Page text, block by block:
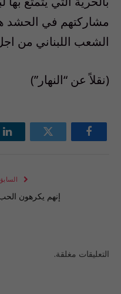
مشاركتهم في الحشد
الشعب اللبناني من
(نقلاً عن “النهار”)
فيسبوك تويتر
السابق
إنهم يكرهون
التعليقات مغلقة.